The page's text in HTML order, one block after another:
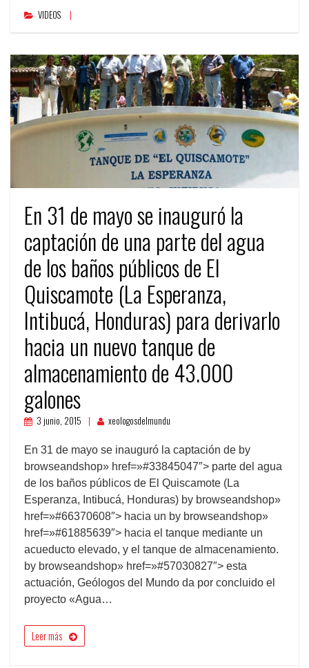
VIDEOS
En 31 de mayo se inauguró la
captación de una parte del agua
de los baños públicos de El
Quiscamote (La Esperanza,
Intibucá, Honduras) para derivarlo
hacia un nuevo tanque de
almacenamiento de 43.000
galones
3 junio, 2015 xeologosdelmundu
En 31 de mayo se inauguró la captación de by
browseandshop» href=»#33845047″> parte del agua
de los baños públicos de El Quiscamote (La
Esperanza, Intibucá, Honduras) by browseandshop»
href=»#66370608″> hacia un by browseandshop»
href=»#61885639″> hacia el tanque mediante un
acueducto elevado, y el tanque de almacenamiento.
by browseandshop» href=»#57030827″> esta
actuación, Geólogos del Mundo da por concluido el
proyecto «Agua…
Leer más